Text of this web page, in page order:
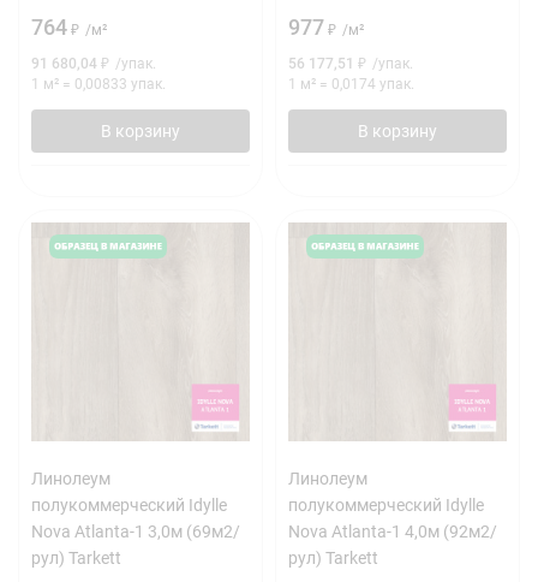
764 ₽ /м²
91 680,04 ₽ /упак.
1 м² = 0,00833 упак.
В корзину
977 ₽ /м²
56 177,51 ₽ /упак.
1 м² = 0,0174 упак.
В корзину
Линолеум
полукоммерческий Idylle
Nova Atlanta-1 3,0м (69м2/
рул) Tarkett
Линолеум
полукоммерческий Idylle
Nova Atlanta-1 4,0м (92м2/
рул) Tarkett